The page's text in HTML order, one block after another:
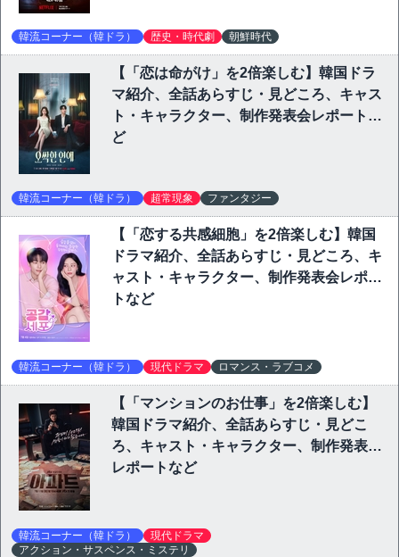
韓流コーナー（韓ドラ） 歴史・時代劇 朝鮮時代
【「恋は命がけ」を2倍楽しむ】韓国ドラ
マ紹介、全話あらすじ・見どころ、キャス
ト・キャラクター、制作発表会レポートな
ど
韓流コーナー（韓ドラ） 超常現象 ファンタジー
【「恋する共感細胞」を2倍楽しむ】韓国
ドラマ紹介、全話あらすじ・見どころ、キ
ャスト・キャラクター、制作発表会レポー
トなど
韓流コーナー（韓ドラ） 現代ドラマ ロマンス・ラブコメ
【「マンションのお仕事」を2倍楽しむ】
韓国ドラマ紹介、全話あらすじ・見どこ
ろ、キャスト・キャラクター、制作発表会
レポートなど
韓流コーナー（韓ドラ）
現代ドラマ
アクション・サスペンス・ミステリ